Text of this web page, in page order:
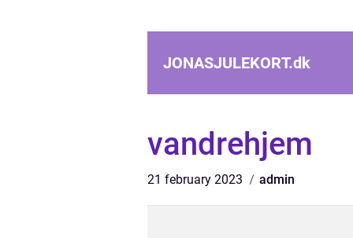
JONASJULEKORT.dk
vandrehjem
21 february 2023 admin